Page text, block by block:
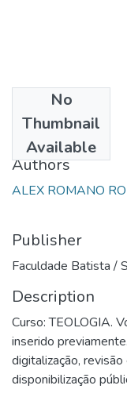
No
Thumbnail
Available
2007
Authors
ALEX ROMANO
Publisher
Faculdade Batista /
Description
Curso: TEOLOGIA.
inserido
digitalização,
disponibilização